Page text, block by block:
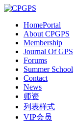
HomePortal
About CPGPS
Membership
Journal Of GPS
Forums
Summer School
Contact
News
师资
列表样式
VIP会员